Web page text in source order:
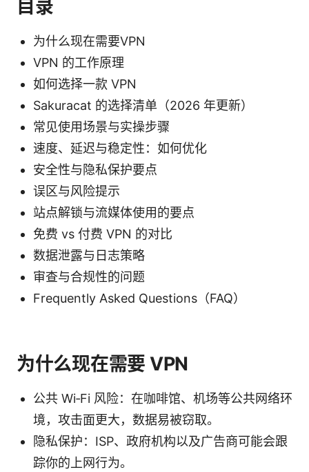
目录
为什么现在需要VPN
VPN 的工作原理
如何选择一款 VPN
Sakuracat 的选择清单（2026 年更新）
常见使用场景与实操步骤
速度、延迟与稳定性：如何优化
安全性与隐私保护要点
误区与风险提示
站点解锁与流媒体使用的要点
免费 vs 付费 VPN 的对比
数据泄露与日志策略
审查与合规性的问题
Frequently Asked Questions（FAQ）
为什么现在需要 VPN
公共 Wi‑Fi 风险：在咖啡馆、机场等公共网络环
境，攻击面更大，数据易被窃取。
隐私保护：ISP、政府机构以及广告商可能会跟
踪你的上网行为。